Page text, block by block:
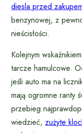
diesla przed
benzynowej, z
nieścisłości.
Kolejnym
tarcze hamulcowe.
jeśli auto ma na
mają ogromne ranty
przebieg
wiedzieć, zużyte